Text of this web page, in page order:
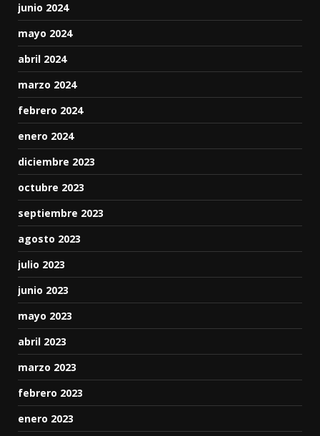
junio 2024
mayo 2024
abril 2024
marzo 2024
febrero 2024
enero 2024
diciembre 2023
octubre 2023
septiembre 2023
agosto 2023
julio 2023
junio 2023
mayo 2023
abril 2023
marzo 2023
febrero 2023
enero 2023